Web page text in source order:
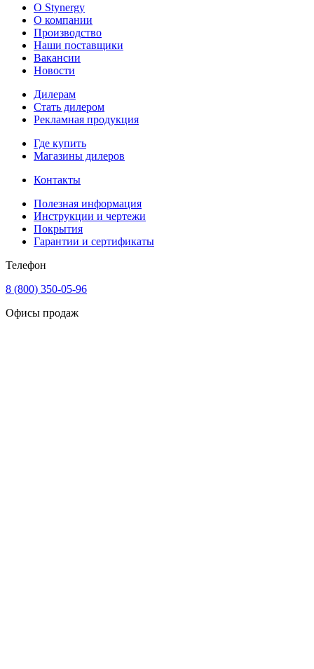
О Stynergy
О компании
Производство
Наши поставщики
Вакансии
Новости
Дилерам
Стать дилером
Рекламная продукция
Где купить
Магазины дилеров
Контакты
Полезная информация
Инструкции и чертежи
Покрытия
Гарантии и сертификаты
Телефон
8 (800) 350-05-96
Офисы продаж